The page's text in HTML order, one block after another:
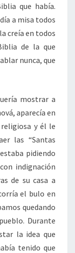
que había.
a misa todos
creía en todos
de la que
nunca, que
mostrar a
aparecía en
y él le
las “Santas
pidiendo
indignación
de su casa a
el bulo en
quedando
Durante
la idea que
tenido que